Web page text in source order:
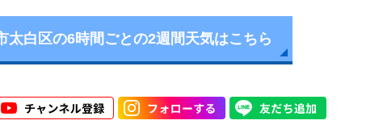
太白区の6時間ごとの2週間天気はこちら